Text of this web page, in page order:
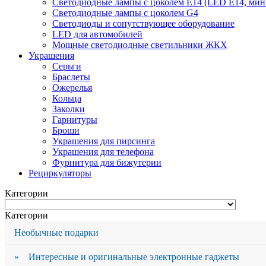
Светодиодные лампы с цоколем G4
Светодиоды и сопутствующее оборудование
LED для автомобилей
Мощные светодиодные светильники ЖКХ
Украшения
Серьги
Браслеты
Ожерелья
Кольца
Заколки
Гарнитуры
Броши
Украшения для пирсинга
Украшения для телефона
Фурнитура для бижутерии
Рециркуляторы
Категории
Категории
Необычные подарки
» Интересные и оригинальные электронные гаджеты